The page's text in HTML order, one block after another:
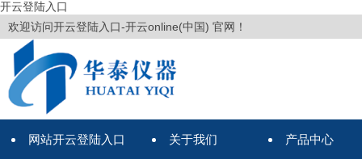
开云登陆入口
欢迎访问开云登陆入口-开云online(中国) 官网！
网站开云登陆入口 关于我们 产品中心